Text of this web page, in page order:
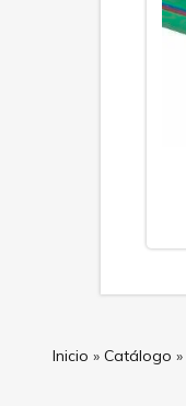
Inicio » Catálogo »